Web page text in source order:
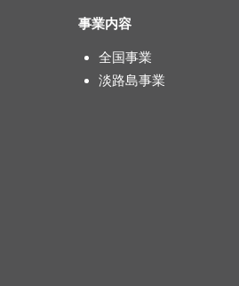
事業内容
全国事業
淡路島事業